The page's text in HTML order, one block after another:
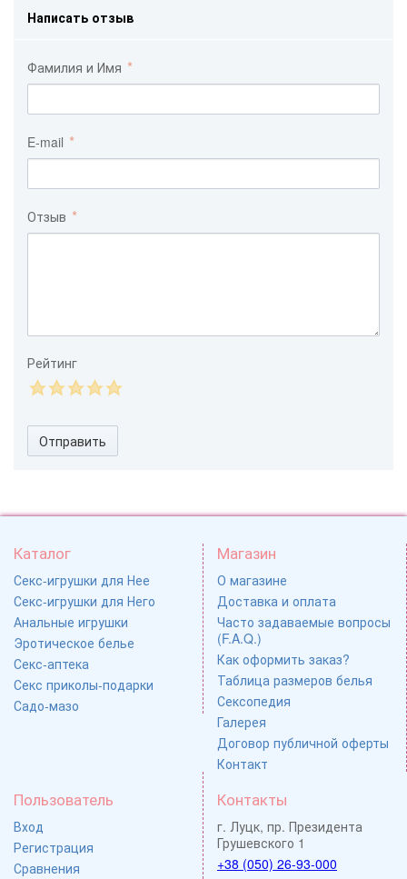
Написать отзыв
Фамилия и Имя
E-mail
Отзыв
Рейтинг
Отправить
Каталог
Секс-игрушки для Нее
Секс-игрушки для Него
Анальные игрушки
Эротическое белье
Секс-аптека
Секс приколы-подарки
Садо-мазо
Магазин
О магазине
Доставка и оплата
Часто задаваемые вопросы
(F.A.Q.)
Как оформить заказ?
Таблица размеров белья
Сексопедия
Галерея
Договор публичной оферты
Контакт
Пользователь
Вход
Регистрация
Сравнения
Контакты
г. Луцк, пр. Президента
Грушевского 1
+38 (050) 26-93-000